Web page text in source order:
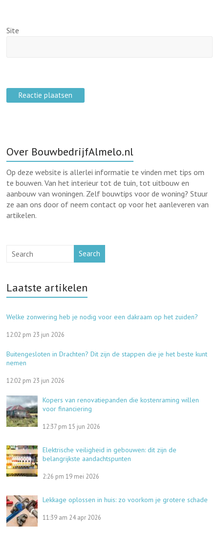
Site
Over BouwbedrijfAlmelo.nl
Op deze website is allerlei informatie te vinden met tips om
te bouwen. Van het interieur tot de tuin, tot uitbouw en
aanbouw van woningen. Zelf bouwtips voor de woning? Stuur
ze aan ons door of neem contact op voor het aanleveren van
artikelen.
Search
Laatste artikelen
Welke zonwering heb je nodig voor een dakraam op het zuiden?
12:02 pm 23 jun 2026
Buitengesloten in Drachten? Dit zijn de stappen die je het beste kunt
nemen
12:02 pm 23 jun 2026
Kopers van renovatiepanden die kostenraming willen
voor financiering
12:37 pm 15 jun 2026
Elektrische veiligheid in gebouwen: dit zijn de
belangrijkste aandachtspunten
2:26 pm 19 mei 2026
Lekkage oplossen in huis: zo voorkom je grotere schade
11:39 am 24 apr 2026